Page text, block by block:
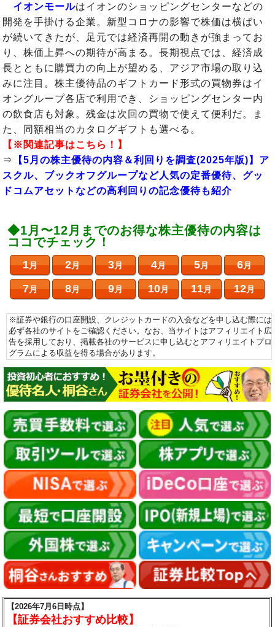
イオンモールはイオンのショッピングセンターなどの
開発を手掛ける企業。新型コロナの影響で株価は横ばい
が続いてきたが、足元では経済再開の動きが強まってお
り、株価上昇への期待が高まる。長期視点では、経済成
長とともに購買力の向上が望める、アジア市場の取り込
みに注目。株主優待品のギフトカード形式の買物券はイ
オングループ各店で利用でき、ショッピングセンター内
の飲食店も対象。残金は次回の買物で使えて便利だ。ま
た、同額相当のカタログギフトも選べる。
【※関連記事はこちら！】
⇒
【5月の株主優待の内容＆利回りを調査(2025年版)】ア
スクル、ブックオフグループなど人気の定番優待、グッ
ドコムアセットなどの高利回りの記念優待も紹介
◆1月〜12月までのお得な株主優待の内容は
ココでチェック！
1月 2月 3月 4月 5月 6月
7月 8月 9月 10月 11月 12月
※証券や銀行の口座開設、クレジットカードの入会などを申し込む際には
必ず各社のサイトをご確認ください。なお、当サイトはアフィリエイト広
告を採用しており、掲載各社のサービスに申し込むとアフィリエイトプロ
グラムによる収益を得る場合があります。
【2026年7月6日時点】
【証券会社おすすめ比較】